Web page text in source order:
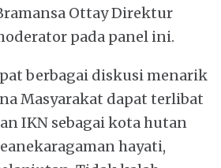
Ottay Direktur
pada panel ini.
berbagai diskusi menarik
Masyarakat dapat terlibat
IKN sebagai kota hutan
hayati,